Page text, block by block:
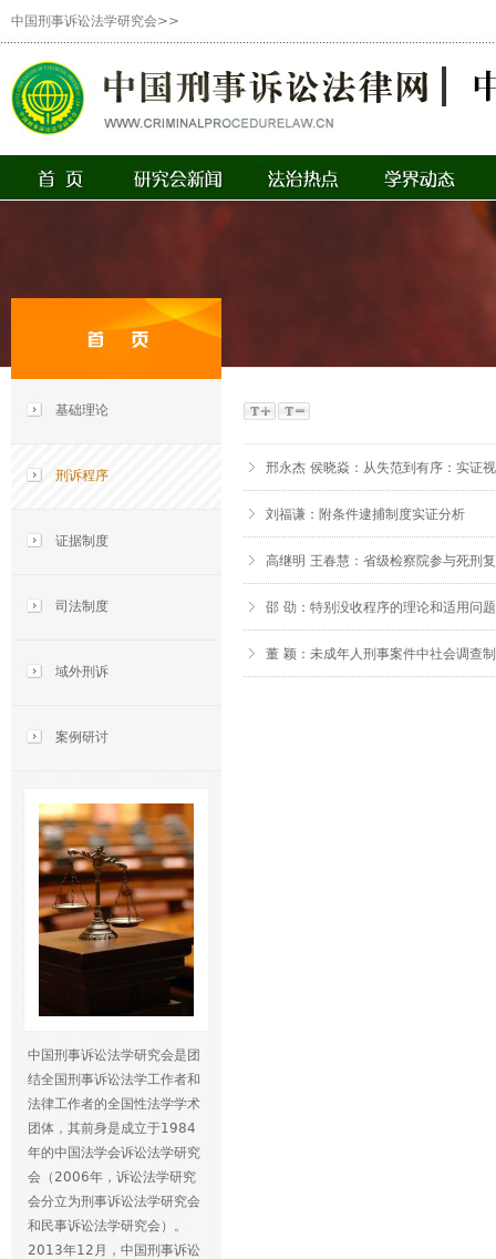
中国刑事诉讼法学研究会>>
基础理论
刑诉程序
证据制度
司法制度
域外刑诉
案例研讨
中国刑事诉讼法学研究会是团
结全国刑事诉讼法学工作者和
法律工作者的全国性法学学术
团体，其前身是成立于1984
年的中国法学会诉讼法学研究
会（2006年，诉讼法学研究
会分立为刑事诉讼法学研究会
和民事诉讼法学研究会）。
2013年12月，中国刑事诉讼
邢永杰 侯晓焱：从失范到有序：实证
刘福谦：附条件逮捕制度实证分析
高继明 王春慧：省级检察院参与死刑
邵 劭：特别没收程序的理论和适用问
董 颖：未成年人刑事案件中社会调查